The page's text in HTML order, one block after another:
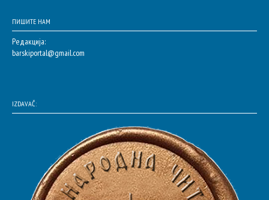
ПИШИТЕ НАМ
Редакција:
barskiportal@gmail.com
IZDAVAČ: